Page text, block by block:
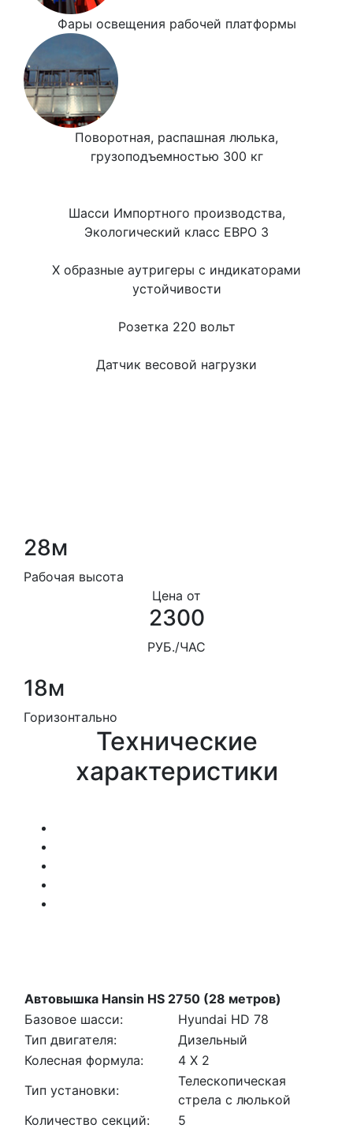
Фары освещения рабочей платформы
Поворотная, распашная люлька,
грузоподъемностью 300 кг
Шасси Импортного производства,
Экологический класс ЕВРО 3
Х образные аутригеры с индикаторами
устойчивости
Розетка 220 вольт
Датчик весовой нагрузки
28м
Рабочая высота
Цена от
2300
РУБ./ЧАС
18м
Горизонтально
Технические
характеристики
Автовышка Hansin HS 2750 (28 метров)
Базовое шасси:
Hyundai HD 78
Тип двигателя:
Дизельный
Колесная формула:
4 Х 2
Тип установки:
Телескопическая
стрела с люлькой
Количество секций:
5